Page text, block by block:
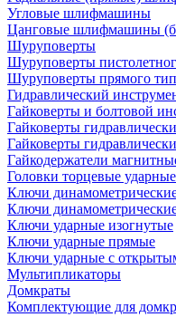
Угловые шлифмашины
Цанговые шлифмашины
Шуруповерты
Шуруповерты
Шуруповерты прямого
Гидравлический
Гайковерты и болтовой
Гайковерты
Гайковерты
Гайкодержатели
Головки торцевые ударные
Ключи
Ключи
Ключи ударные изогнутые
Ключи ударные прямые
Ключи ударные с
Мультипликаторы
Домкраты
Комплектующие для